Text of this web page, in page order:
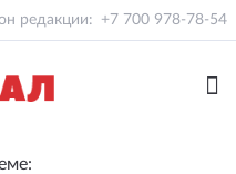
редакции: +7 700 978-78-54